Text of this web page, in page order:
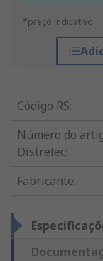
*preço indicativo
Código RS:
Número do
Distrelec:
Fabricante: